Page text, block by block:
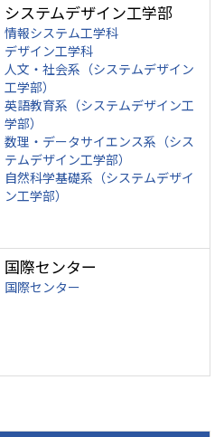
システムデザイン工学部
情報システム工学科
デザイン工学科
人文・社会系（システムデザイン
工学部）
英語教育系（システムデザイン工
学部）
数理・データサイエンス系（シス
テムデザイン工学部）
自然科学基礎系（システムデザイ
ン工学部）
国際センター
国際センター